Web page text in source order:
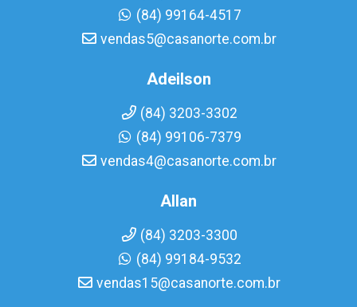
(84) 99164-4517
vendas5@casanorte.com.br
Adeilson
(84) 3203-3302
(84) 99106-7379
vendas4@casanorte.com.br
Allan
(84) 3203-3300
(84) 99184-9532
vendas15@casanorte.com.br